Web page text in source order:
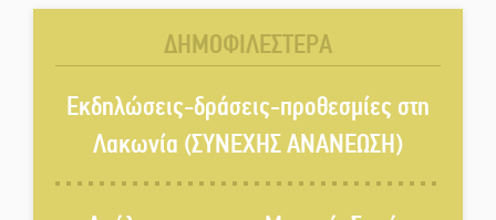
Τα Λαγκάδια κρατούν ζωντανή
την τέχνη της πέτρας
Στους ρυθμούς της Ελεωνόρας
Ζουγανέλη το Σαϊνοπούλειο
ΔΗΜΟΦΙΛΕΣΤΕΡΑ
Εκδηλώσεις-δράσεις-προθεσμίες στη
Λακωνία (ΣΥΝΕΧΗΣ ΑΝΑΝΕΩΣΗ)